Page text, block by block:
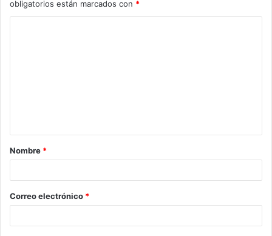
obligatorios están marcados con *
Nombre *
Correo electrónico *